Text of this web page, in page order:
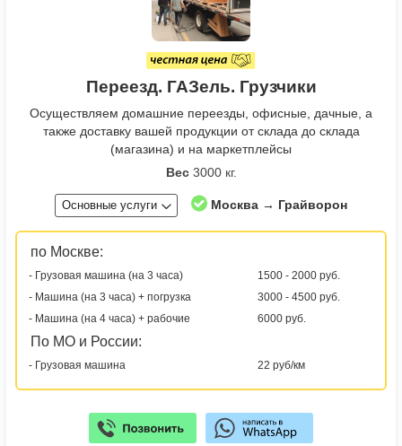
Переезд. ГАЗель. Грузчики
Осуществляем домашние переезды, офисные, дачные, а
также доставку вашей продукции от склада до склада
(магазина) и на маркетплейсы
Вес3000 кг.
Основные услуги Москва → Грайворон
по Москве:
- Грузовая машина (на 3 часа)
1500 - 2000 руб.
- Машина (на 3 часа) + погрузка
3000 - 4500 руб.
- Машина (на 4 часа) + рабочие
6000 руб.
По МО и России:
- Грузовая машина 22 руб/км